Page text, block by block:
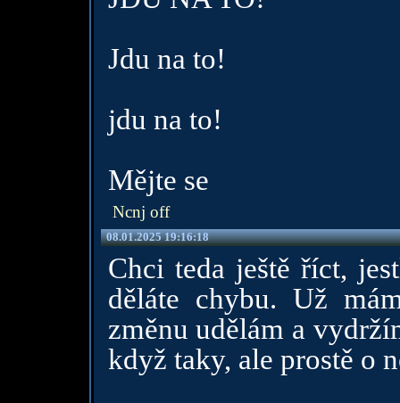
Jdu na to!
jdu na to!
Mějte se
Ncnj off
08.01.2025 19:16:18
Chci teda ještě říct,
děláte chybu. Už
změnu udělám a
když taky, ale prostě o